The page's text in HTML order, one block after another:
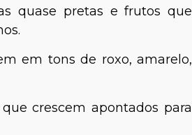
quase pretas e frutos que
em tons de roxo, amarelo,
crescem apontados para